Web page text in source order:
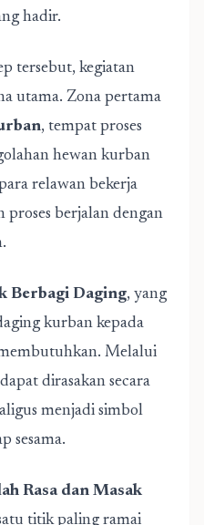
hadir.
tersebut, kegiatan
utama. Zona pertama
, tempat proses
hewan kurban
relawan bekerja
proses berjalan dengan
Berbagi Daging, yang
kurban kepada
Melalui
dirasakan secara
menjadi simbol
sesama.
Rasa dan Masak
titik paling ramai